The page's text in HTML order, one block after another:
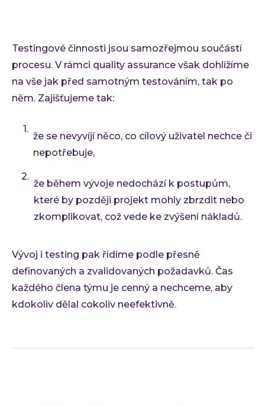
Testingové činnosti jsou samozřejmou součástí
procesu. V rámci quality assurance však dohlížíme
na vše jak před samotným testováním, tak po
něm. Zajišťujeme tak:
že se nevyvíjí něco, co cílový uživatel nechce či
nepotřebuje,
že během vývoje nedochází k postupům,
které by později projekt mohly zbrzdit nebo
zkomplikovat, což vede ke zvýšení nákladů.
Vývoj i testing pak řídíme podle přesně
definovaných a zvalidovaných požadavků. Čas
každého člena týmu je cenný a nechceme, aby
kdokoliv dělal cokoliv neefektivně.